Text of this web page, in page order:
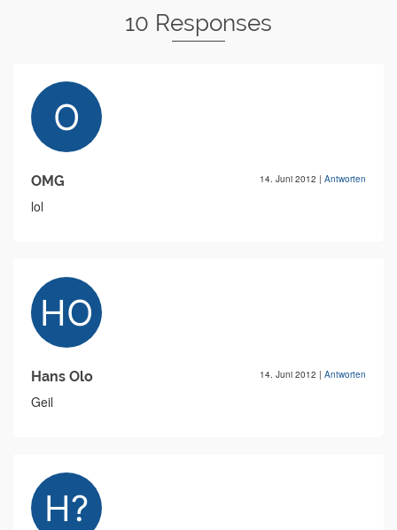
10 Responses
OMG 14. Juni 2012 | Antworten
lol
Hans Olo 14. Juni 2012 | Antworten
Geil